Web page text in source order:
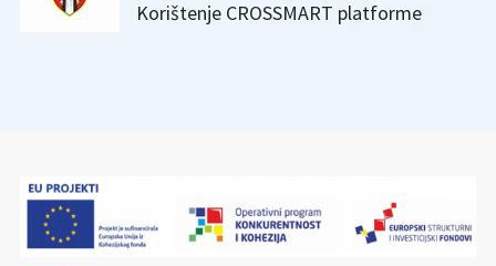
Korištenje CROSSMART platforme